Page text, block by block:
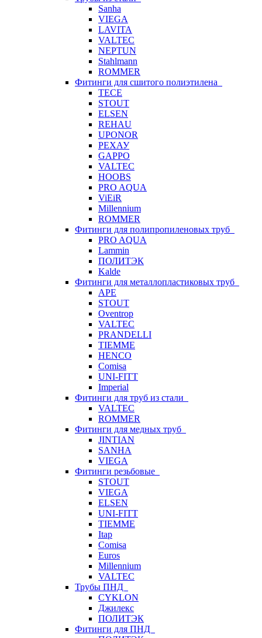
Sanha
VIEGA
LAVITA
VALTEC
NEPTUN
Stahlmann
ROMMER
Фитинги для сшитого полиэтилена
TECE
STOUT
ELSEN
REHAU
UPONOR
РЕХАУ
GAPPO
VALTEC
HOOBS
PRO AQUA
ViEiR
Millennium
ROMMER
Фитинги для полипропиленовых труб
PRO AQUA
Lammin
ПОЛИТЭК
Kalde
Фитинги для металлопластиковых труб
APE
STOUT
Oventrop
VALTEC
PRANDELLI
TIEMME
HENCO
Comisa
UNI-FITT
Imperial
Фитинги для труб из стали
VALTEC
ROMMER
Фитинги для медных труб
JINTIAN
SANHA
VIEGA
Фитинги резьбовые
STOUT
VIEGA
ELSEN
UNI-FITT
TIEMME
Itap
Comisa
Euros
Millennium
VALTEC
Трубы ПНД
CYKLON
Джилекс
ПОЛИТЭК
Фитинги для ПНД